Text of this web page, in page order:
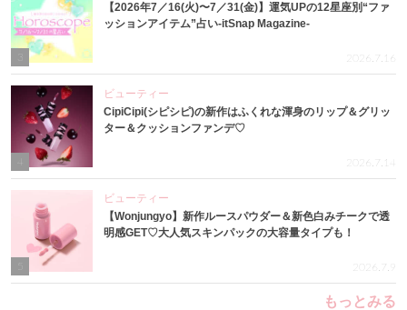
3
【2026年7／16(火)〜7／31(金)】運気UPの12星座別“ファ
ッションアイテム”占い-itSnap Magazine-
2026.7.16
4
ビューティー
CipiCipi(シピシピ)の新作はふくれな渾身のリップ＆グリッ
ター＆クッションファンデ♡
2026.7.14
ビューティー
【Wonjungyo】新作ルースパウダー＆新色白みチークで透
明感GET♡大人気スキンパックの大容量タイプも！
2026.7.9
もっとみる